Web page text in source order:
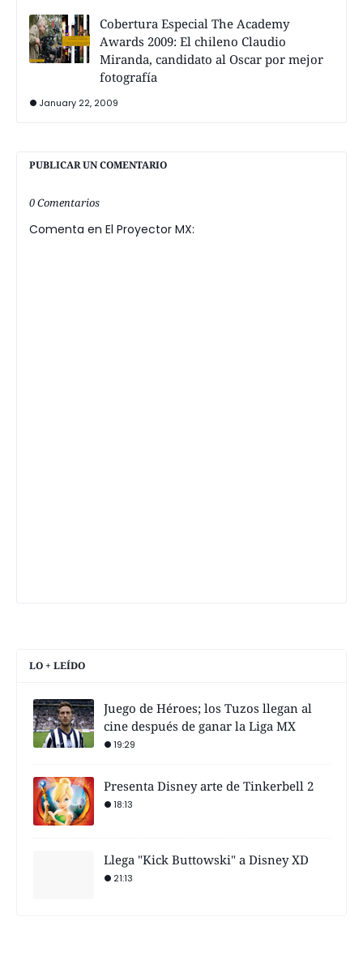
Cobertura Especial The Academy
Awards 2009: El chileno Claudio
Miranda, candidato al Oscar por mejor
fotografía
January 22, 2009
PUBLICAR UN COMENTARIO
0 Comentarios
Comenta en El Proyector MX:
LO + LEÍDO
Juego de Héroes; los Tuzos llegan al
cine después de ganar la Liga MX
19:29
Presenta Disney arte de Tinkerbell 2
18:13
Llega "Kick Buttowski" a Disney XD
21:13